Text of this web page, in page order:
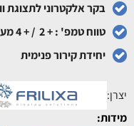
בקר אלקטרוני לתצוגת
טווח טמפ' : + 2 / + 4 מעלות
יחידת קירור פנימית
יצרן:
מידות: